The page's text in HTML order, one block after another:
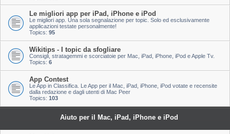
Le migliori app per iPad, iPhone e iPod
Le migliori app. Una sola segnalazione per topic. Solo ed esclusivamente
applicazioni testate personalmente!
Topics: 95
Wikitips - I topic da sfogliare
Consigli, stratagemmi e scorciatoie per Mac, iPad, iPhone, iPod e Apple Tv.
Topics: 6
App Contest
Le App in Classifica. Le App per il Mac, iPad, iPhone, iPod votate e recensite
dalla redazione e dagli utenti di Mac Peer
Topics: 103
Aiuto per il Mac, iPad, iPhone e iPod